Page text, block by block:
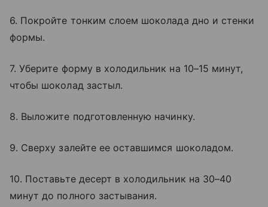
6. Покройте тонким слоем шоколада дно и стенки
формы.
7. Уберите форму в холодильник на 10–15 минут,
чтобы шоколад застыл.
8. Выложите подготовленную начинку.
9. Сверху залейте ее оставшимся шоколадом.
10. Поставьте десерт в холодильник на 30–40
минут до полного застывания.